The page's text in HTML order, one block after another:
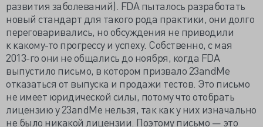
развития заболеваний). FDA пыталось разработать
новый стандарт для такого рода практики, они долго
переговаривались, но обсуждения не приводили
к какому-то прогрессу и успеху. Собственно, с мая
2013-го они не общались до ноября, когда FDA
выпустило письмо, в котором призвало 23andMe
отказаться от выпуска и продажи тестов. Это письмо
не имеет юридической силы, потому что отобрать
лицензию у 23andMe нельзя, так как у них изначально
не было никакой лицензии. Поэтому письмо — это